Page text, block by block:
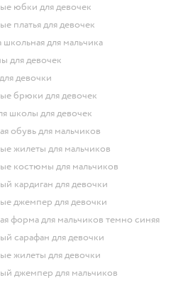
юбки для девочек
платья для девочек
школьная для мальчика
для девочек
для девочки
брюки для девочек
школы для девочек
обувь для мальчиков
жилеты для мальчиков
костюмы для мальчиков
кардиган для девочки
джемпер для девочки
форма для мальчиков темно синяя
сарафан для девочки
жилеты для девочки
джемпер для мальчиков